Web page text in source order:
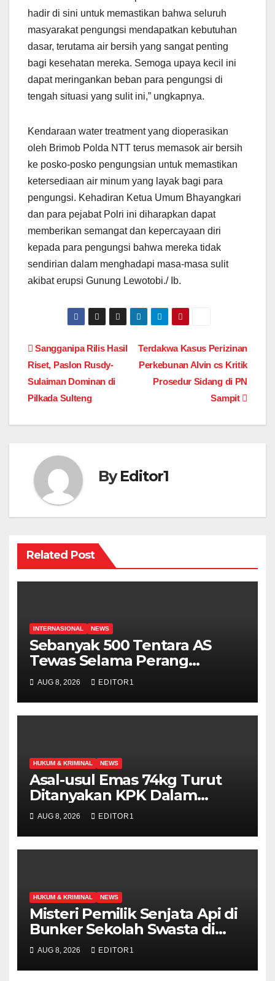
hadir di sini untuk memastikan bahwa seluruh
masyarakat pengungsi mendapatkan kebutuhan
dasar, terutama air bersih yang sangat penting
bagi kesehatan mereka. Semoga upaya kecil ini
dapat meringankan beban para pengungsi di
tengah situasi yang sulit ini,” ungkapnya.
Kendaraan water treatment yang dioperasikan
oleh Brimob Polda NTT terus memasok air bersih
ke posko-posko pengungsian untuk memastikan
ketersediaan air minum yang layak bagi para
pengungsi. Kehadiran Ketua Umum Bhayangkari
dan para pejabat Polri ini diharapkan dapat
memberikan semangat dan kepercayaan diri
kepada para pengungsi bahwa mereka tidak
sendirian dalam menghadapi masa-masa sulit
akibat erupsi Gunung Lewotobi./ Ib.
Post
navigation
Terdakwa Kasus Perizinan
Perkebunan Alvin cs Kritik
Prosedur Sidang di PN
Sampit
Sangganipa Rilis Hasil
Riset, Paslon Rusdy-
Sulaiman Dominan di
Pilkada Sulteng
ByEditor1
Related Post
INTERNASIONAL NEWS
Sebanyak 500 Tentara AS
Tewas Selama Perang
Melawan Iran
AUG 8, 2026 EDITOR1
HUKUM & KRIMINAL NEWS
Asal-usul Emas 74kg Turut
Ditanyakan KPK Dalam
Pemeriksaan Febrie
Adriansyah
AUG 8, 2026 EDITOR1
HUKUM & KRIMINAL NEWS
Misteri Pemilik Senjata Api di
Bunker Sekolah Swasta di
Jakarta Selatan Terungkap
AUG 8, 2026 EDITOR1